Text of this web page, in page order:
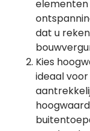
elementen
dat u
Kies
ideaal